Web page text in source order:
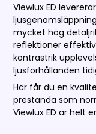
Viewlux ED
mycket hög
reflektioner
kontrastrik
ljusförhållanden
Här får du en
prestanda som
Viewlux ED är helt